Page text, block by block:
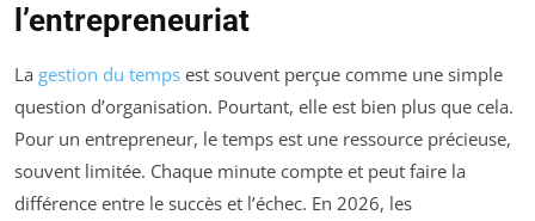
l’entrepreneuriat
La gestion du temps est souvent perçue comme une simple
question d’organisation. Pourtant, elle est bien plus que cela.
Pour un entrepreneur, le temps est une ressource précieuse,
souvent limitée. Chaque minute compte et peut faire la
différence entre le succès et l’échec. En 2026, les